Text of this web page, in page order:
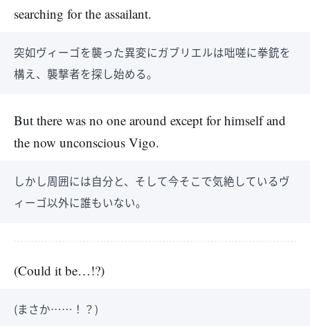
searching for the assailant.
突如ヴィーゴを襲った異変にガブリエルは咄嗟に拳銃を
構え、襲撃者を探し始める。
But there was no one around except for himself and
the now unconscious Vigo.
しかし周囲には自分と、そして今そこで気絶しているヴ
ィーゴ以外に誰もいない。
(Could it be…!?)
(まさか……！？)